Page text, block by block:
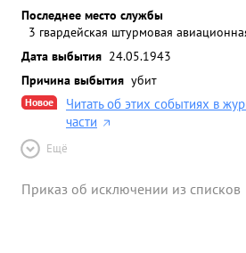
Последнее место службы
3 гвардейская штурмовая
Дата выбытия 24.05.1943
Причина выбытия убит
Новое
Читать об этих событиях в
части
Ещё
Приказ об исключении из списков